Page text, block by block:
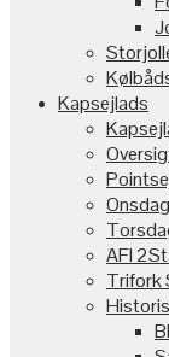
Kapsejlads
AFI
Trifork